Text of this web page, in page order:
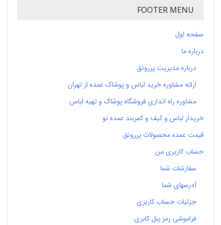
FOOTER MENU
صفحه اول
درباره ما
درباره مدیریت پررونق
ارائه مشاوره خرید لباس و پوشاک عمده از تهران
مشاوره راه اندازی فروشگاه پوشاک و تهیه لباس
خریدار لباس و کیف و کمربند عمده نو
قیمت عمده محصولات پررونق
حساب کاربری من
سفارشات شما
آدرسهای شما
جزئیات حساب کاربری
فراموشی رمز پنل کابری